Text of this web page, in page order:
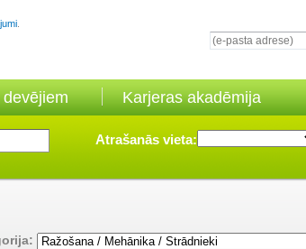
Karjeras akadēmija
Atrašanās vieta: